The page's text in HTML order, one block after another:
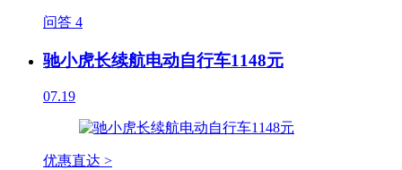
问答 4
驰小虎长续航电动自行车1148元
07.19
优惠直达 >